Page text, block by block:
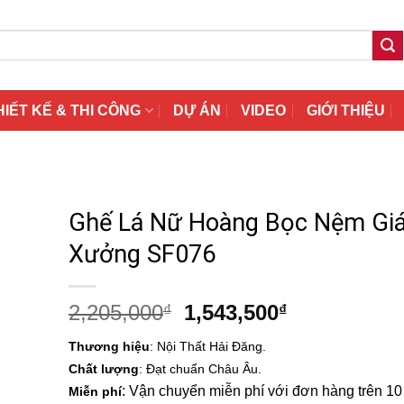
KẾ & THI CÔNG DỰ ÁN VIDEO GIỚI THIỆU
Ghế Lá Nữ Hoàng Bọc Nệm
Xưởng SF076
2,205,000₫
Giá
là:
2,205,000₫.
1,543,500₫Giá
1,543,500₫.
Thương hiệu: Nội Thất Hải Đăng.
Chất lượng: Đạt chuẩn Châu Âu.
Miễn phí: Vận chuyển miễn phí với đơn hàng trên 10